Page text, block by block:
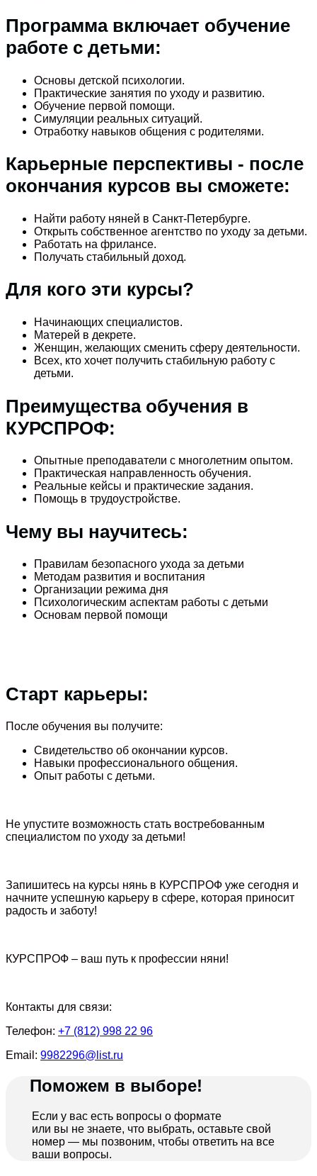
Программа включает обучение
работе с детьми:
Основы детской психологии.
Практические занятия по уходу и развитию.
Обучение первой помощи.
Симуляции реальных ситуаций.
Отработку навыков общения с родителями.
Карьерные перспективы - после
окончания курсов вы сможете:
Найти работу няней в Санкт-Петербурге.
Открыть собственное агентство по уходу за детьми.
Работать на фрилансе.
Получать стабильный доход.
Для кого эти курсы?
Начинающих специалистов.
Матерей в декрете.
Женщин, желающих сменить сферу деятельности.
Всех, кто хочет получить стабильную работу с
детьми.
Преимущества обучения в
КУРСПРОФ:
Опытные преподаватели с многолетним опытом.
Практическая направленность обучения.
Реальные кейсы и практические задания.
Помощь в трудоустройстве.
Чему вы научитесь:
Правилам безопасного ухода за детьми
Методам развития и воспитания
Организации режима дня
Психологическим аспектам работы с детьми
Основам первой помощи
Старт карьеры:
После обучения вы получите:
Свидетельство об окончании курсов.
Навыки профессионального общения.
Опыт работы с детьми.
Не упустите возможность стать востребованным
специалистом по уходу за детьми!
Запишитесь на курсы нянь в КУРСПРОФ уже сегодня и
начните успешную карьеру в сфере, которая приносит
радость и заботу!
КУРСПРОФ – ваш путь к профессии няни!
Контакты для связи:
Телефон: +7 (812) 998 22 96
Email: 9982296@list.ru
Поможем в выборе!
Если у вас есть вопросы о формате
или вы не знаете, что выбрать, оставьте свой
номер — мы позвоним, чтобы ответить на все
ваши вопросы.